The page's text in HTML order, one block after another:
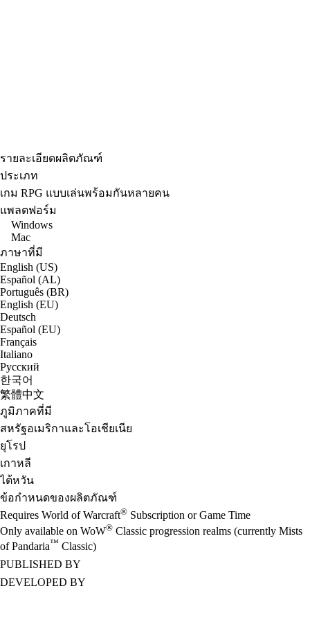
รายละเอียดผลิตภัณฑ์
ประเภท
เกม RPG แบบเล่นพร้อมกันหลายคน
แพลตฟอร์ม
Windows
Mac
ภาษาที่มี
English (US)
Español (AL)
Português (BR)
English (EU)
Deutsch
Español (EU)
Français
Italiano
Русский
한국어
繁體中文
ภูมิภาคที่มี
สหรัฐอเมริกาและโอเชียเนีย
ยุโรป
เกาหลี
ไต้หวัน
ข้อกำหนดของผลิตภัณฑ์
Requires World of Warcraft® Subscription or Game Time
Only available on WoW® Classic progression realms (currently Mists
of Pandaria™ Classic)
PUBLISHED BY
DEVELOPED BY